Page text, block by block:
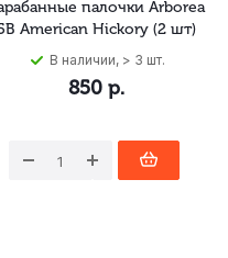
палочки Arborea
American Hickory (2 шт)
В наличии, > 3 шт.
850 р.